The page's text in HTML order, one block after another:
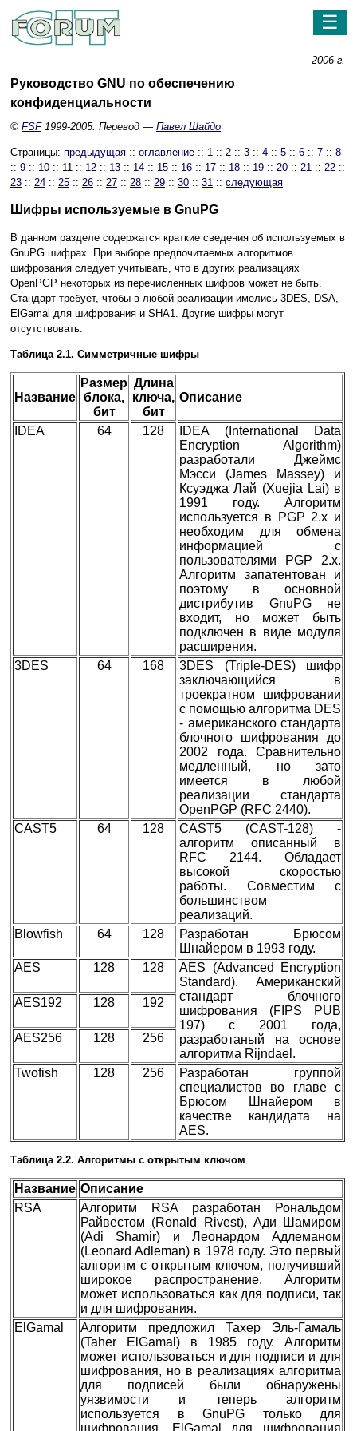
☰
2006 г.
Руководство GNU по обеспечению
конфиденциальности
© FSF1999-2005. Перевод — Павел Шайдо
Страницы: предыдущая :: оглавление :: 1 :: 2 :: 3 :: 4 :: 5 :: 6 :: 7 :: 8
:: 9 :: 10 :: 11 :: 12 :: 13 :: 14 :: 15 :: 16 :: 17 :: 18 :: 19 :: 20 :: 21 :: 22 ::
23 :: 24 :: 25 :: 26 :: 27 :: 28 :: 29 :: 30 :: 31 :: следующая
Шифры используемые в GnuPG
В данном разделе содержатся краткие сведения об используемых в
GnuPG шифрах. При выборе предпочитаемых алгоритмов
шифрования следует учитывать, что в других реализациях
OpenPGP некоторых из перечисленных шифров может не быть.
Стандарт требует, чтобы в любой реализации имелись 3DES, DSA,
ElGamal для шифрования и SHA1. Другие шифры могут
отсутствовать.
Таблица 2.1. Симметричные шифры
Название
Размер
блока,
бит
Длина
ключа,
бит
Описание
IDEA 64 128
IDEA (International Data
Encryption Algorithm)
разработали Джеймс
Мэсси (James Massey) и
Ксуэджа Лай (Xuejia Lai) в
1991 году. Алгоритм
используется в PGP 2.x и
необходим для обмена
информацией с
пользователями PGP 2.x.
Алгоритм запатентован и
поэтому в основной
дистрибутив GnuPG не
входит, но может быть
подключен в виде модуля
расширения.
3DES
64 168
3DES (Triple-DES) шифр
заключающийся в
троекратном шифровании
с помощью алгоритма DES
- американского стандарта
блочного шифрования до
2002 года. Сравнительно
медленный, но зато
имеется в любой
реализации стандарта
OpenPGP (RFC 2440).
CAST5
64 128
CAST5 (CAST-128) -
алгоритм описанный в
RFC 2144. Обладает
высокой скоростью
работы. Совместим с
большинством
реализаций.
Blowfish
64 128
Разработан Брюсом
Шнайером в 1993 году.
AES
128 128
AES (Advanced Encryption
Standard). Американский
стандарт блочного
шифрования (FIPS PUB
197) с 2001 года,
разработаный на основе
алгоритма Rijndael.
AES192 128 192
AES256 128 256
Twofish 128 256
Разработан группой
специалистов во главе с
Брюсом Шнайером в
качестве кандидата на
AES.
Таблица 2.2. Алгоритмы с открытым ключом
Название Описание
RSA
Алгоритм RSA разработан Рональдом
Райвестом (Ronald Rivest), Ади Шамиром
(Adi Shamir) и Леонардом Адлеманом
(Leonard Adleman) в 1978 году. Это первый
алгоритм с открытым ключом, получивший
широкое распространение. Алгоритм
может использоваться как для подписи, так
и для шифрования.
ElGamal
Алгоритм предложил Тахер Эль-Гамаль
(Taher ElGamal) в 1985 году. Алгоритм
может использоваться и для подписи и для
шифрования, но в реализациях алгоритма
для подписей были обнаружены
уязвимости и теперь алгоритм
используется в GnuPG только для
шифрования. ElGamal для шифрования